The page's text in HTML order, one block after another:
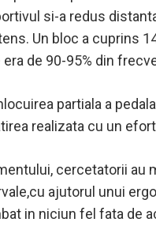
si-a redus
Un bloc a cuprins
de 90-95% din
partiala a
realizata cu un
cercetatorii
ajutorul unui
in niciun fel fata de